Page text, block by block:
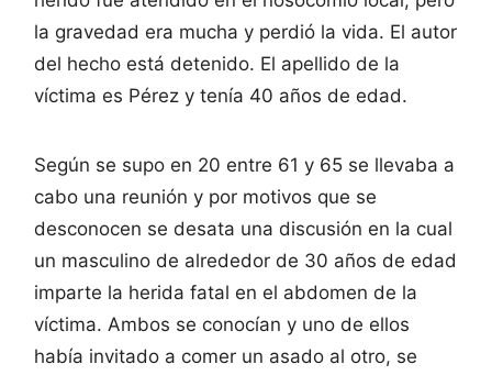
la gravedad era mucha y perdió la vida. El autor
del hecho está detenido. El apellido de la
víctima es Pérez y tenía 40 años de edad.
Según se supo en 20 entre 61 y 65 se llevaba a
cabo una reunión y por motivos que se
desconocen se desata una discusión en la cual
un masculino de alrededor de 30 años de edad
imparte la herida fatal en el abdomen de la
víctima. Ambos se conocían y uno de ellos
había invitado a comer un asado al otro, se